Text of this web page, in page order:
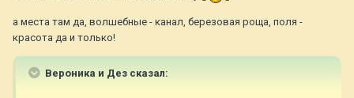
а места там да, волшебные - канал, березовая роща, поля -
красота да и только!
Вероника и Дез сказал: